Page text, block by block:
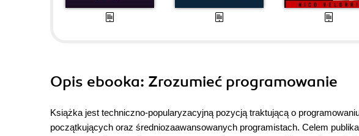
Opis ebooka: Zrozumieć programowanie
Książka jest techniczno-popularyzacyjną pozycją traktującą o
początkujących oraz średniozaawansowanych programistach. Celem